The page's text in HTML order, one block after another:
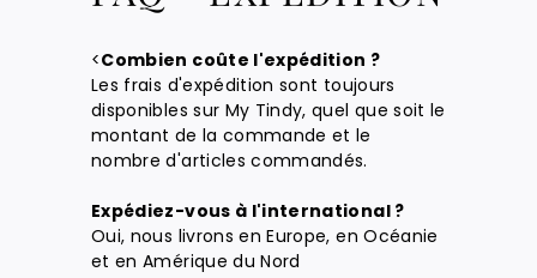
<Combien coûte l'expédition ?
Les frais d'expédition sont toujours
disponibles sur My Tindy, quel que soit le
montant de la commande et le
nombre d'articles commandés.
Expédiez-vous à l'international ?
Oui, nous livrons en Europe, en Océanie
et en Amérique du Nord